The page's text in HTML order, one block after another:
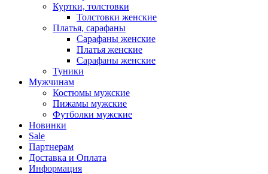
Куртки, толстовки
Толстовки женские
Платья, сарафаны
Сарафаны женские
Платья женские
Сарафаны женские
Туники
Мужчинам
Костюмы мужские
Пижамы мужские
Футболки мужские
Новинки
Sale
Партнерам
Доставка и Оплата
Информация